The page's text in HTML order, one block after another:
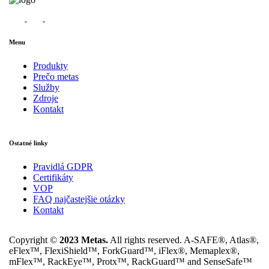
Menu
Produkty
Prečo metas
Služby
Zdroje
Kontakt
Ostatné linky
Pravidlá GDPR
Certifikáty
VOP
FAQ najčastejšie otázky
Kontakt
Copyright © 2023 Metas. All rights reserved. A-SAFE®, Atlas®,
eFlex™, FlexiShield™, ForkGuard™, iFlex®, Memaplex®,
mFlex™, RackEye™, Protx™, RackGuard™ and SenseSafe™